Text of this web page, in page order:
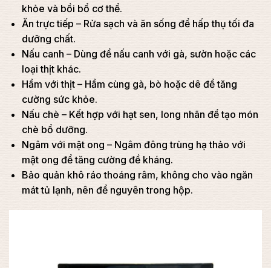
khỏe và bồi bổ cơ thể.
Ăn trực tiếp – Rửa sạch và ăn sống để hấp thụ tối đa
dưỡng chất.
Nấu canh – Dùng để nấu canh với gà, sườn hoặc các
loại thịt khác.
Hầm với thịt – Hầm cùng gà, bò hoặc dê để tăng
cường sức khỏe.
Nấu chè – Kết hợp với hạt sen, long nhãn để tạo món
chè bổ dưỡng.
Ngâm với mật ong – Ngâm đông trùng hạ thảo với
mật ong để tăng cường đề kháng.
Bảo quản khô ráo thoáng râm, không cho vào ngăn
mát tủ lạnh, nên để nguyên trong hộp.